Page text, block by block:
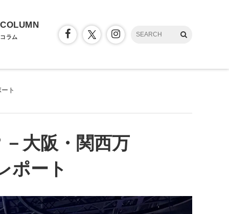
COLUMN
コラム
ト
大阪・関西万
ポート